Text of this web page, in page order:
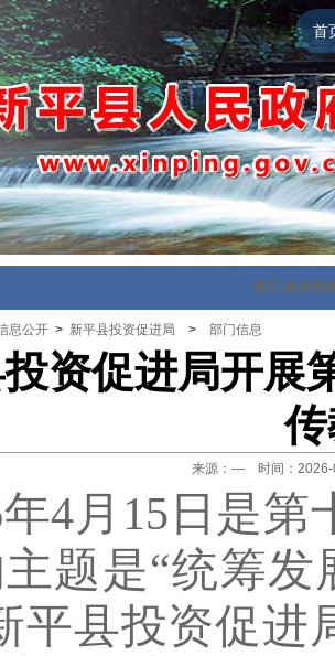
首
首页 政府信
息公开 > 新平县投资促进局 > 部门信息
资促进局开展
来源：— 时间：2026-
年4月 15 日是第
题是“统筹发
平县投资促进